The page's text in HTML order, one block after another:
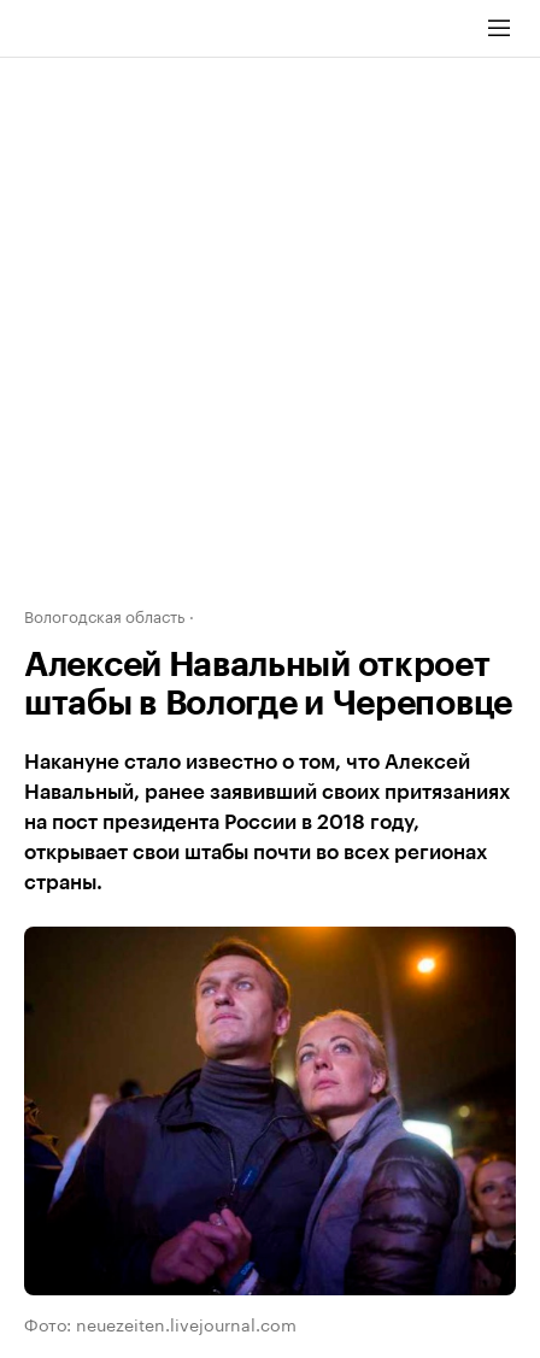
Вологодская область
Алексей Навальный откроет
штабы в Вологде и Череповце
Накануне стало известно о том, что Алексей
Навальный, ранее заявивший своих притязаниях
на пост президента России в 2018 году,
открывает свои штабы почти во всех регионах
страны.
Фото: neuezeiten.livejournal.com